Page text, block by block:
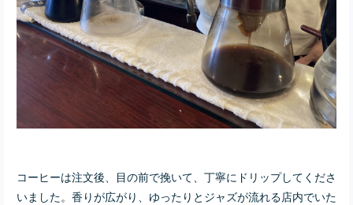
コーヒーは注文後、目の前で挽いて、丁寧にドリップしてくださ
いました。香りが広がり、ゆったりとジャズが流れる店内でいた